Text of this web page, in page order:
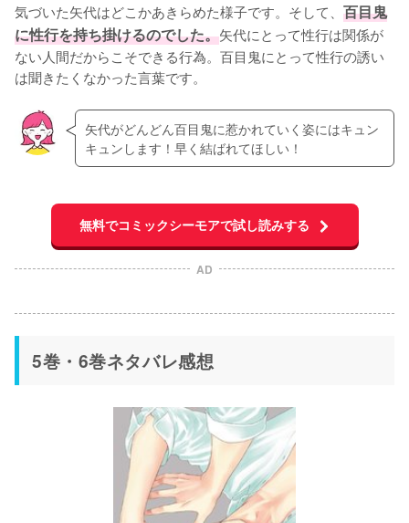
気づいた矢代はどこかあきらめた様子です。そして、 百目鬼
に性行を持ち掛けるのでした。矢代にとって性行は関係が
ない人間だからこそできる行為。百目鬼にとって性行の誘い
は聞きたくなかった言葉です。
矢代がどんどん百目鬼に惹かれていく姿にはキュン
キュンします！早く結ばれてほしい！
無料でコミックシーモアで試し読みする
AD
5巻・6巻ネタバレ感想